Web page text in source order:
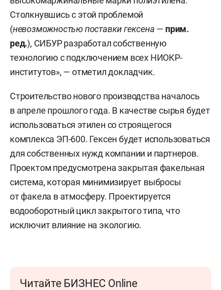
Столкнувшись с этой проблемой
(невозможностью поставки гексена — прим.
ред.), СИБУР разработал собственную
технологию с подключением всех НИОКР-
институтов», — отметил докладчик.
Строительство нового производства началось
в апреле прошлого года. В качестве сырья будет
использоваться этилен со строящегося
комплекса ЭП-600. Гексен будет использоваться
для собственных нужд компании и партнеров.
Проектом предусмотрена закрытая факельная
система, которая минимизирует выбросы
от факела в атмосферу. Проектируется
водооборотный цикл закрытого типа, что
исключит влияние на экологию.
Читайте БИЗНЕС Online